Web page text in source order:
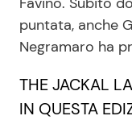
puntata, anche
Negramaro ha
THE JACKAL
IN QUESTA